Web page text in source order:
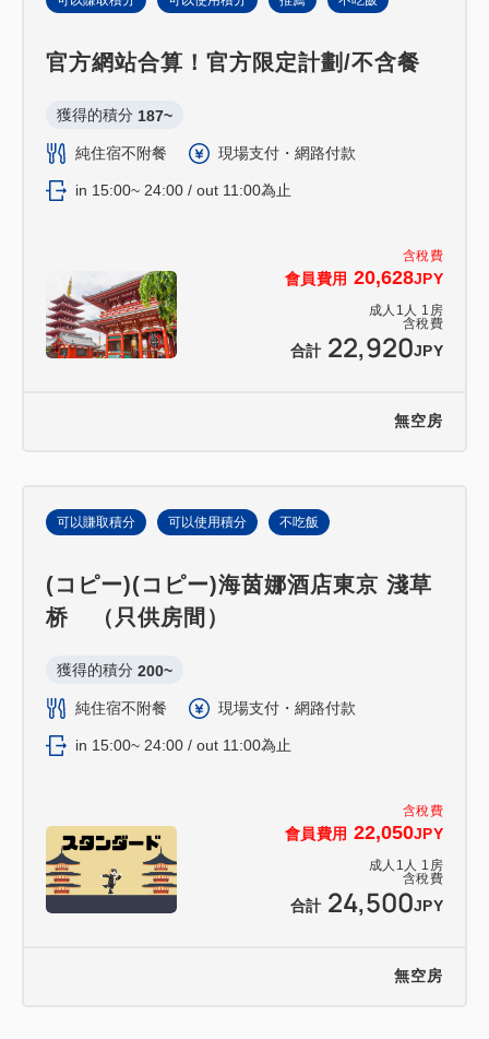
含稅費
會員費用 20,628JPY
成人 1 人 1 房
含稅費
合計 22,920JPY
官方網站合算！官方限定計劃/不含餐
獲得的積分 187~
純住宿不附餐 現場支付・網路付款
in 15:00~ 24:00 / out 11:00為止
無空房
含稅費
會員費用 22,050JPY
成人 1 人 1 房
含稅費
合計 24,500JPY
可以賺取積分 可以使用積分 不吃飯
(コピー)(コピー)海茵娜酒店東京 淺草
桥 （只供房間）
獲得的積分 200~
純住宿不附餐 現場支付・網路付款
in 15:00~ 24:00 / out 11:00為止
無空房